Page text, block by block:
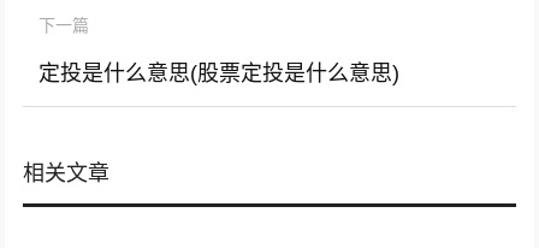
下一篇
定投是什么意思(股票定投是什么意思)
相关文章